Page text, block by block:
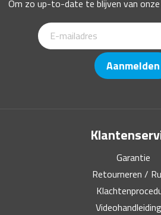
Om zo up-to-date te blijven van
Aanmelden
Garantie
Retourneren /